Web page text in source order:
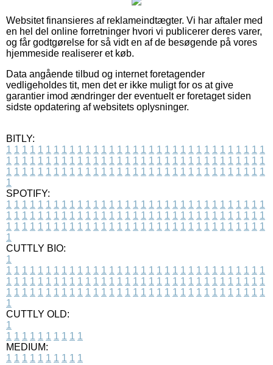
Websitet finansieres af reklameindtægter. Vi har aftaler med
en hel del online forretninger hvori vi publicerer deres varer,
og får godtgørelse for så vidt en af de besøgende på vores
hjemmeside realiserer et køb.
Data angående tilbud og internet foretagender
vedligeholdes tit, men det er ikke muligt for os at give
garantier imod ændringer der eventuelt er foretaget siden
sidste opdatering af websitets oplysninger.
BITLY:
1 1 1 1 1 1 1 1 1 1 1 1 1 1 1 1 1 1 1 1 1 1 1 1 1 1 1 1 1 1 1 1 1
1 1 1 1 1 1 1 1 1 1 1 1 1 1 1 1 1 1 1 1 1 1 1 1 1 1 1 1 1 1 1 1 1
1 1 1 1 1 1 1 1 1 1 1 1 1 1 1 1 1 1 1 1 1 1 1 1 1 1 1 1 1 1 1 1 1
1
SPOTIFY:
1 1 1 1 1 1 1 1 1 1 1 1 1 1 1 1 1 1 1 1 1 1 1 1 1 1 1 1 1 1 1 1 1
1 1 1 1 1 1 1 1 1 1 1 1 1 1 1 1 1 1 1 1 1 1 1 1 1 1 1 1 1 1 1 1 1
1 1 1 1 1 1 1 1 1 1 1 1 1 1 1 1 1 1 1 1 1 1 1 1 1 1 1 1 1 1 1 1 1
1
CUTTLY BIO:
1
1 1 1 1 1 1 1 1 1 1 1 1 1 1 1 1 1 1 1 1 1 1 1 1 1 1 1 1 1 1 1 1 1
1 1 1 1 1 1 1 1 1 1 1 1 1 1 1 1 1 1 1 1 1 1 1 1 1 1 1 1 1 1 1 1 1
1 1 1 1 1 1 1 1 1 1 1 1 1 1 1 1 1 1 1 1 1 1 1 1 1 1 1 1 1 1 1 1 1
1
CUTTLY OLD:
1
1 1 1 1 1 1 1 1 1 1
MEDIUM:
1 1 1 1 1 1 1 1 1 1